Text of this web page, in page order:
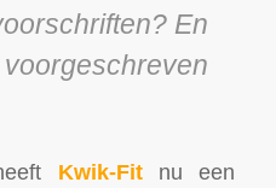
En
Kwik-Fitnu een